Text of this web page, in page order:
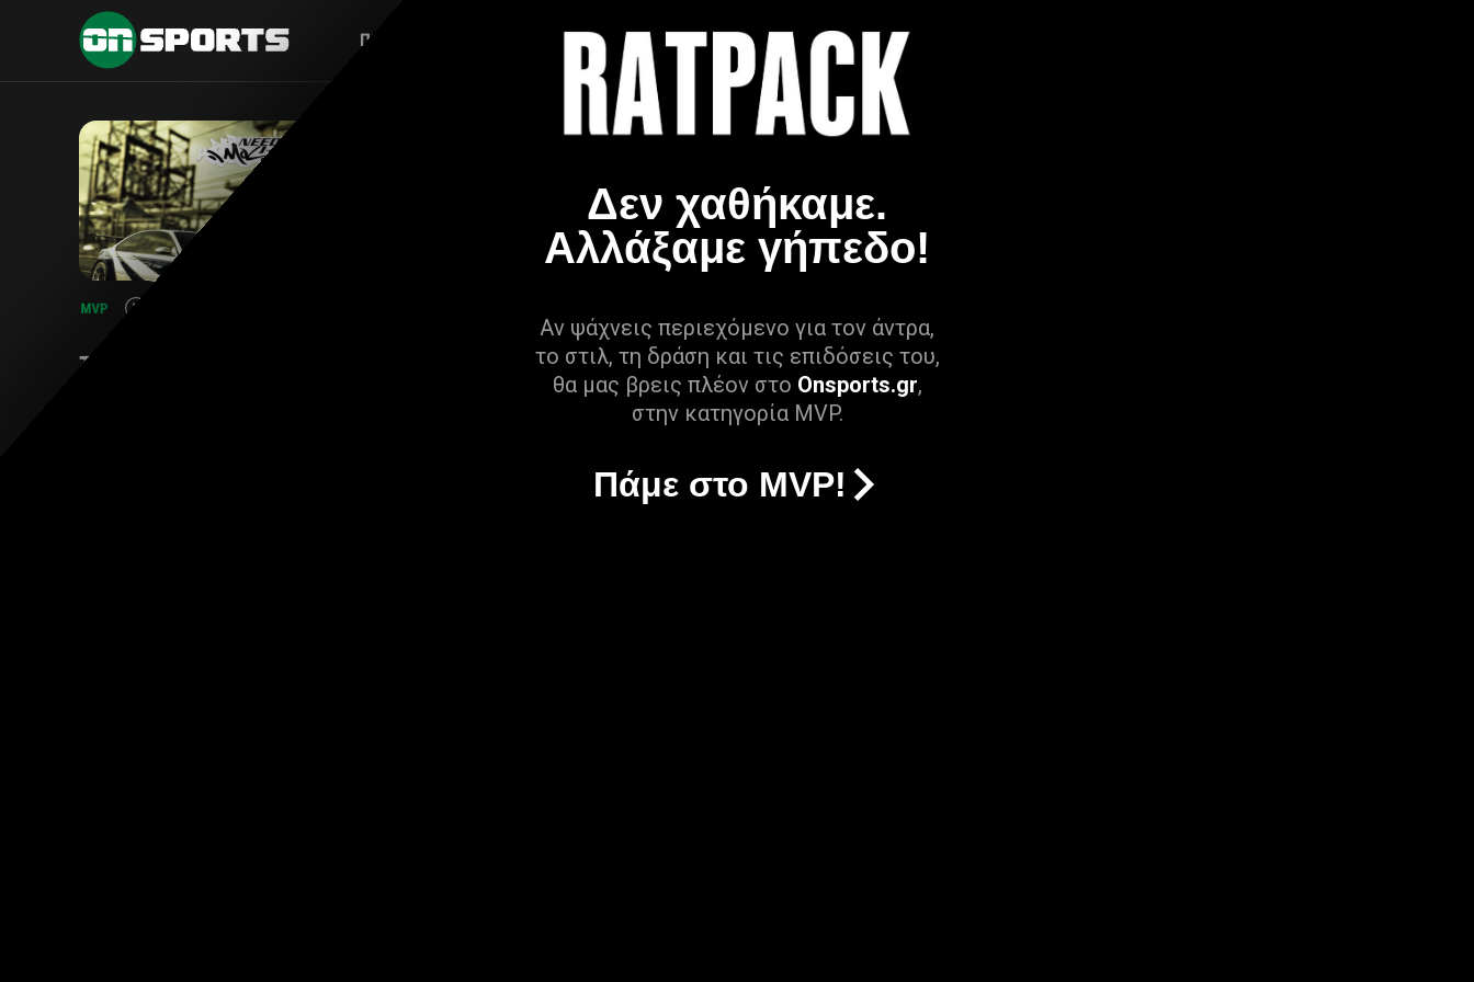
Δεν χαθήκαμε.
Αλλάξαμε γήπεδο!
Αν ψάχνεις περιεχόμενο για τον άντρα,
το στιλ, τη δράση και τις επιδόσεις του,
θα μας βρεις πλέον στο Onsports.gr,
στην κατηγορία MVP.
Πάμε στο MVP!